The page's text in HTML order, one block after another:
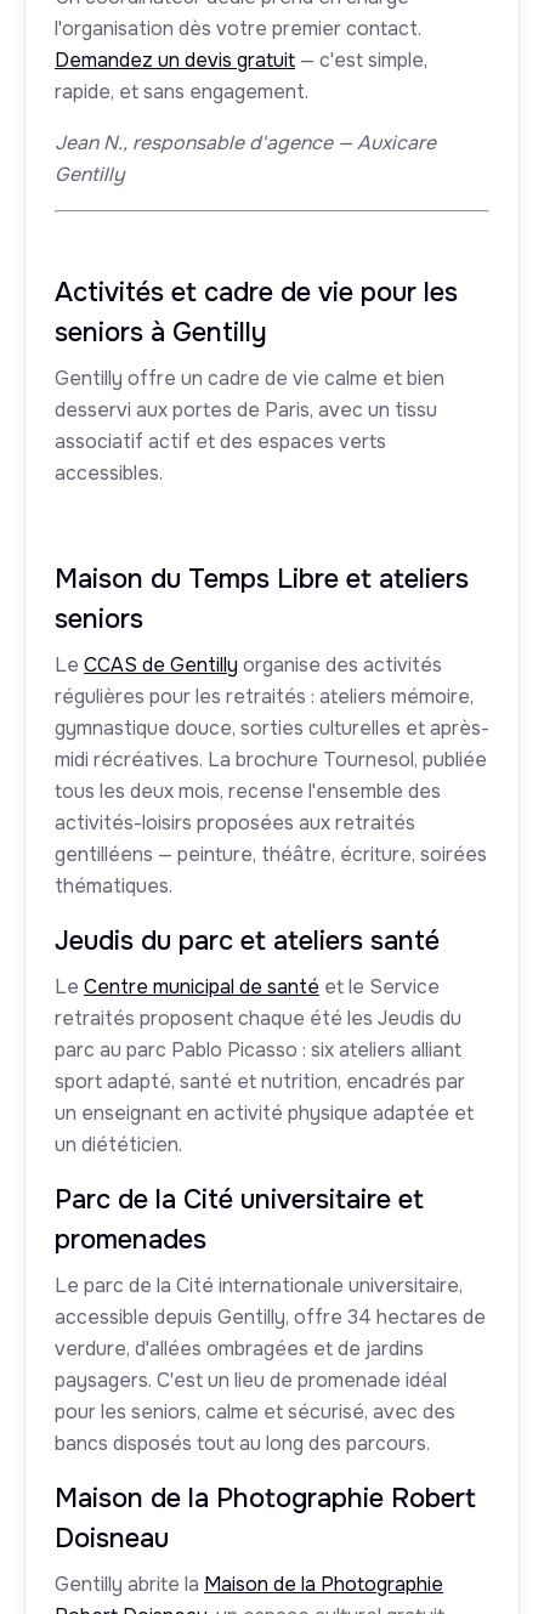
l'organisation dès votre premier contact.
Demandez un devis gratuit — c'est simple,
rapide, et sans engagement.
Jean N., responsable d'agence — Auxicare
Gentilly
Activités et cadre de vie pour les
seniors à Gentilly
Gentilly offre un cadre de vie calme et bien
desservi aux portes de Paris, avec un tissu
associatif actif et des espaces verts
accessibles.
Maison du Temps Libre et ateliers
seniors
Le CCAS de Gentilly organise des activités
régulières pour les retraités : ateliers mémoire,
gymnastique douce, sorties culturelles et après-
midi récréatives. La brochure Tournesol, publiée
tous les deux mois, recense l'ensemble des
activités-loisirs proposées aux retraités
gentilléens — peinture, théâtre, écriture, soirées
thématiques.
Jeudis du parc et ateliers santé
Le Centre municipal de santé et le Service
retraités proposent chaque été les Jeudis du
parc au parc Pablo Picasso : six ateliers alliant
sport adapté, santé et nutrition, encadrés par
un enseignant en activité physique adaptée et
un diététicien.
Parc de la Cité universitaire et
promenades
Le parc de la Cité internationale universitaire,
accessible depuis Gentilly, offre 34 hectares de
verdure, d'allées ombragées et de jardins
paysagers. C'est un lieu de promenade idéal
pour les seniors, calme et sécurisé, avec des
bancs disposés tout au long des parcours.
Maison de la Photographie Robert
Doisneau
Gentilly abrite la Maison de la Photographie